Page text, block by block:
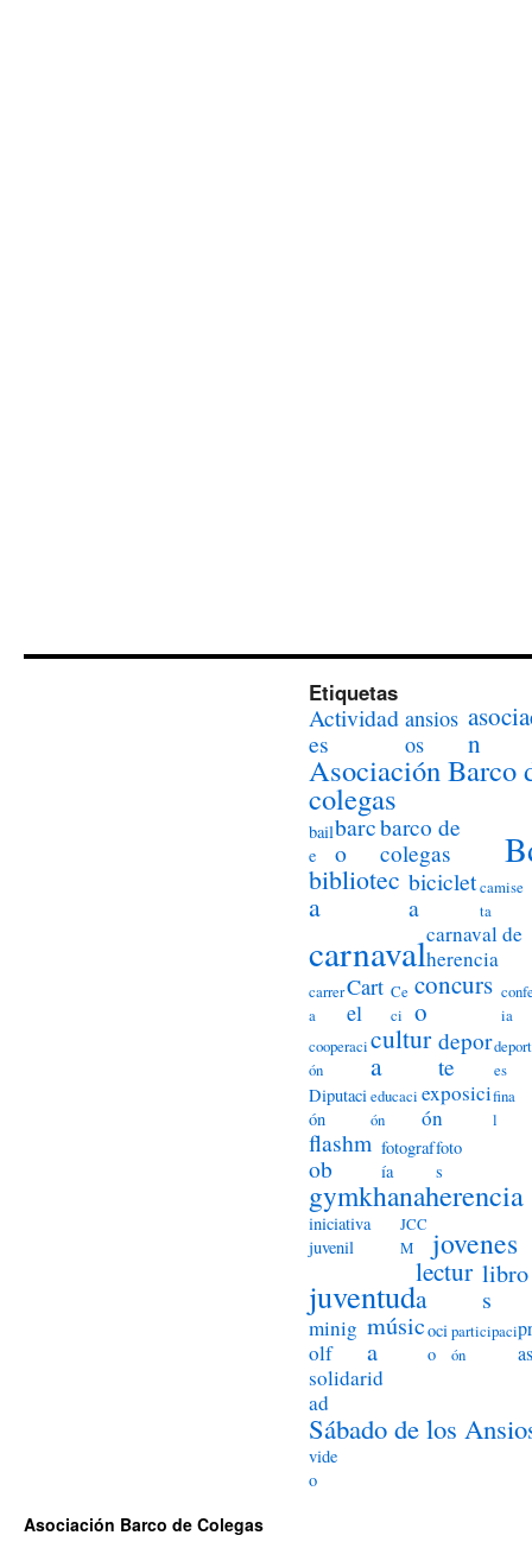
Etiquetas
Actividad
es
ansios
os
n
Asociación Barco
colegas
bail
e
barc
o
barco de
colegas
bibliotec
a
biciclet
a
camise
ta
carnavalcarnaval de
herencia
carrer
a
Cart
el
Ce
ci
concurs
o
ia
cooperaci
ón
cultur
a
depor
te
deport
es
Diputaci
ón
educaci
ón
exposici
ón
fina
l
flashm
ob
fotograf
ía
foto
s
gymkhanaherencia
iniciativa
juvenil
JCC
M
jovenes
juventud
lectur
a
libro
s
minig
olf
músic
a
oci
o
participaci
ón
as
solidarid
ad
Sábado de los
vide
o
Asociación Barco de Colegas